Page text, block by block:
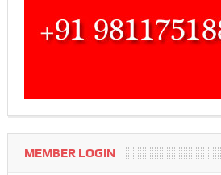
MEMBER LOGIN